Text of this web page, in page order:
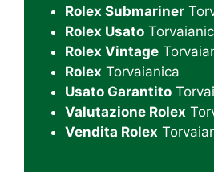
Rolex Submariner
Rolex Usato
Rolex Vintage
Rolex Torvaianica
Usato Garantito
Valutazione Rolex
Vendita Rolex